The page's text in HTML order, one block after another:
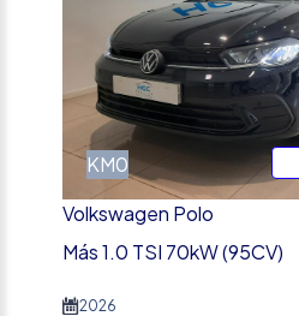
KM0
Volkswagen Polo
Más 1.0 TSI 70kW (95CV)
2026